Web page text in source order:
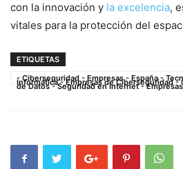
con la innovación y la excelencia,
vitales para la protección del
ETIQUETAS
- Ciberseguridad - Empresas - España -
Informática - Empresas de Ciberseguridad -
de Datos - Seguridad en Internet -